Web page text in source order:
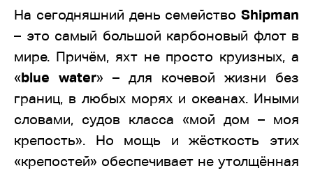
На сегодняшний день семейство Shipman
– это самый большой карбоновый флот в
мире. Причём, яхт не просто круизных, а
«blue water» – для кочевой жизни без
границ, в любых морях и океанах. Иными
словами, судов класса «мой дом – моя
крепость». Но мощь и жёсткость этих
«крепостей» обеспечивает не утолщённая